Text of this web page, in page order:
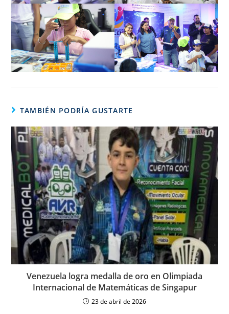
TAMBIÉN PODRÍA GUSTARTE
Venezuela logra medalla de oro en Olimpiada
Internacional de Matemáticas de Singapur
23 de abril de 2026